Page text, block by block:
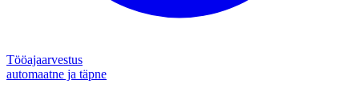
Tööajaarvestus
automaatne ja täpne